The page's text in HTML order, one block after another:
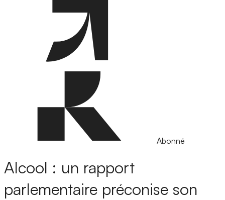
Abonné
Alcool : un rapport
parlementaire préconise son